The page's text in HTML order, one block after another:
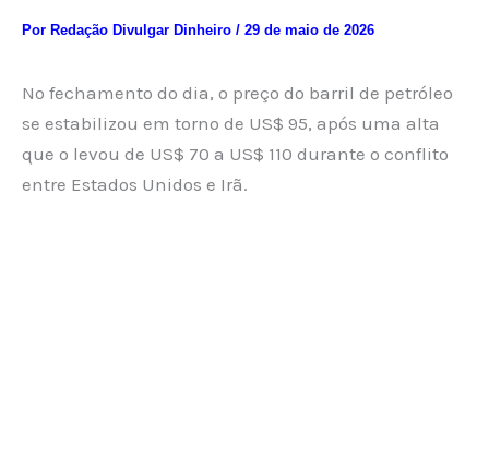
Por Redação Divulgar Dinheiro / 29 de maio de 2026
No fechamento do dia, o preço do barril de petróleo
se estabilizou em torno de US$ 95, após uma alta
que o levou de US$ 70 a US$ 110 durante o conflito
entre Estados Unidos e Irã.